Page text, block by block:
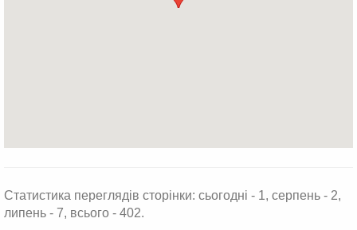
Статистика переглядів сторінки: сьогодні - 1, серпень - 2,
липень - 7, всього - 402.